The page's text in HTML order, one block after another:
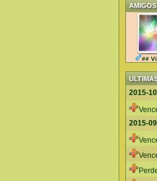
AMIGOS
##
2015-
2015-